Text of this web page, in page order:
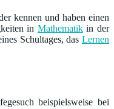
kennen und haben einen
in Mathematikin der
Schultages, dasLernen
beispielsweise bei